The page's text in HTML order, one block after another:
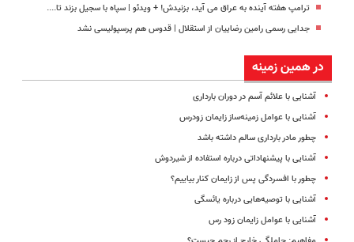
ترامپ هفته آینده به عراق می آید، بزنیدش! + ویدئو | سپاه با سجیل بزند تا....
جدایی رسمی رامین رضاییان از استقلال | قدوس هم پرسپولیسی نشد
در همین زمینه
آشنایی با علائم آسم در دوران بارداری
آشنایی با عوامل زمینه‌‌ساز زایمان زودرس
چطور مادر بارداری سالم داشته باشد
آشنایی با پیشنهاداتی درباره استفاده از شیردوش
چطور با افسردگی پس از زایمان کنار بیاییم؟
آشنایی با توصیه‌هایی درباره یائسگی
آشنایی با عوامل زایمان زود رس